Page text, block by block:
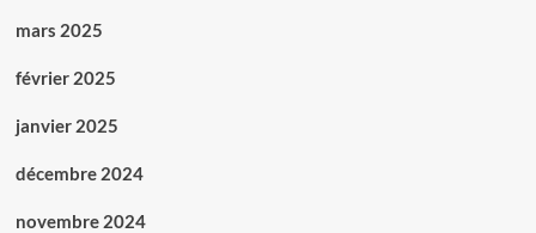
mars 2025
février 2025
janvier 2025
décembre 2024
novembre 2024